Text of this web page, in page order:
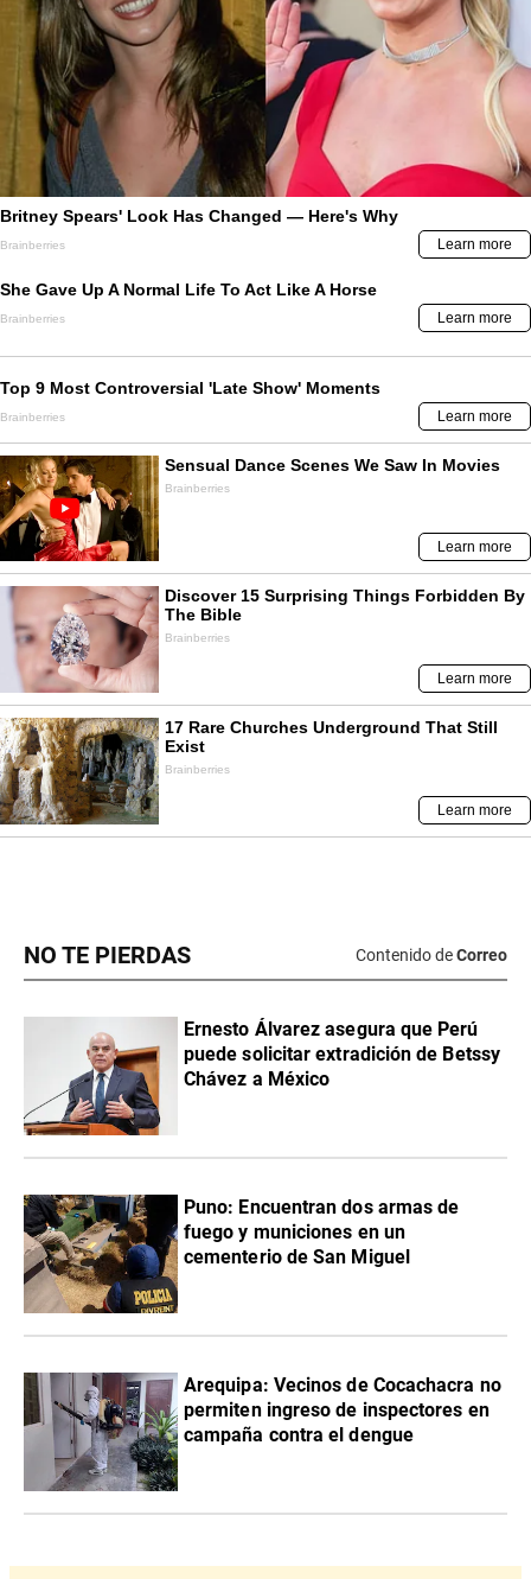
NO TE PIERDAS Contenido deCorreo
Ernesto Álvarez asegura que Perú
puede solicitar extradición de Betssy
Chávez a México
Puno: Encuentran dos armas de
fuego y municiones en un
cementerio de San Miguel
Arequipa: Vecinos de Cocachacra no
permiten ingreso de inspectores en
campaña contra el dengue